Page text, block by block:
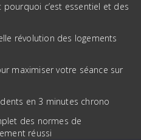
c’est essentiel et des
révolution des logements
maximiser votre séance sur
en 3 minutes chrono
des normes de
réussi